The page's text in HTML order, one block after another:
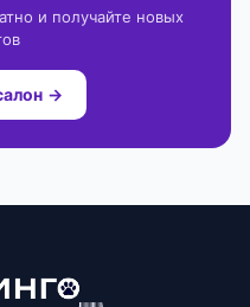
и получайте новых
→